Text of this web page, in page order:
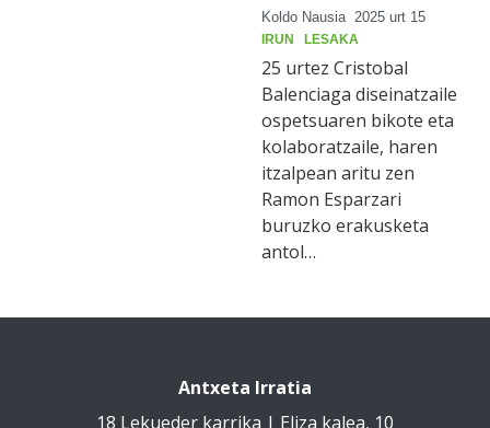
Koldo Nausia 2025 urt 15
IRUN LESAKA
25 urtez Cristobal
Balenciaga diseinatzaile
ospetsuaren bikote eta
kolaboratzaile, haren
itzalpean aritu zen
Ramon Esparzari
buruzko erakusketa
antol…
Antxeta Irratia
18 Lekueder karrika | Eliza kalea, 10